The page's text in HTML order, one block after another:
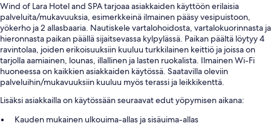
Wind of Lara Hotel and SPA tarjoaa asiakkaiden käyttöön erilaisia
palveluita/mukavuuksia, esimerkkeinä ilmainen pääsy vesipuistoon,
yökerho ja 2 allasbaaria. Nautiskele vartalohoidosta, vartalokuorinnasta ja
hieronnasta paikan päällä sijaitsevassa kylpylässä. Paikan päältä löytyy 4
ravintolaa, joiden erikoisuuksiin kuuluu turkkilainen keittiö ja joissa on
tarjolla aamiainen, lounas, illallinen ja lasten ruokalista. Ilmainen Wi-Fi
huoneessa on kaikkien asiakkaiden käytössä. Saatavilla oleviin
palveluihin/mukavuuksiin kuuluu myös terassi ja leikkikenttä.
Lisäksi asiakkailla on käytössään seuraavat edut yöpymisen aikana:
Kauden mukainen ulkouima-allas ja sisäuima-allas